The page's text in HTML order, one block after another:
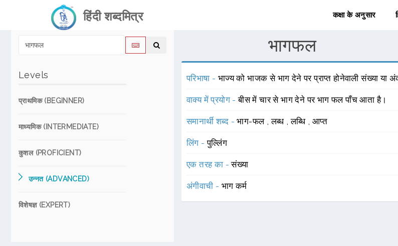
हिंदी शब्दमित्र कक्षा के अनुसार
Levels
प्राथमिक (BEGINNER)
माध्यमिक (INTERMEDIATE)
कुशल (PROFICIENT)
उन्नत (ADVANCED)
विशेषज्ञ (EXPERT)
भागफल
परिभाषा - भाज्य को भाजक से भाग देने पर प्राप्त होनेवाली संख्या या
वाक्य में प्रयोग -बीस में चार से भाग देने पर भाग फल पाँच आता है।
समानार्थी शब्द -भाग-फल ,लब्ध ,लब्धि ,आप्त
लिंग -पुल्लिंग
एक तरह का -संख्या
अंगीवाची - भाग कर्म